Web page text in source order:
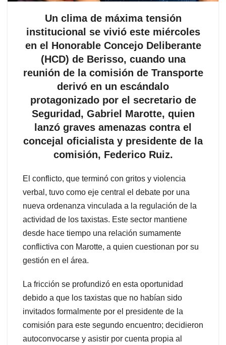
Un clima de máxima tensión
institucional se vivió este miércoles
en el Honorable Concejo Deliberante
(HCD) de Berisso, cuando una
reunión de la comisión de Transporte
derivó en un escándalo
protagonizado por el secretario de
Seguridad, Gabriel Marotte, quien
lanzó graves amenazas contra el
concejal oficialista y presidente de la
comisión, Federico Ruiz.
El conflicto, que terminó con gritos y violencia
verbal, tuvo como eje central el debate por una
nueva ordenanza vinculada a la regulación de la
actividad de los taxistas. Este sector mantiene
desde hace tiempo una relación sumamente
conflictiva con Marotte, a quien cuestionan por su
gestión en el área.
La fricción se profundizó en esta oportunidad
debido a que los taxistas que no habían sido
invitados formalmente por el presidente de la
comisión para este segundo encuentro; decidieron
autoconvocarse y asistir por cuenta propia al